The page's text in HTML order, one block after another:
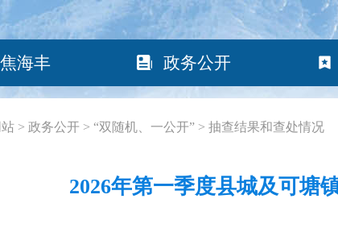
海丰 政务公开
> 政务公开 > “双随机、一公开” > 抽查结果和查处情况
2026年第一季度县城及可塘